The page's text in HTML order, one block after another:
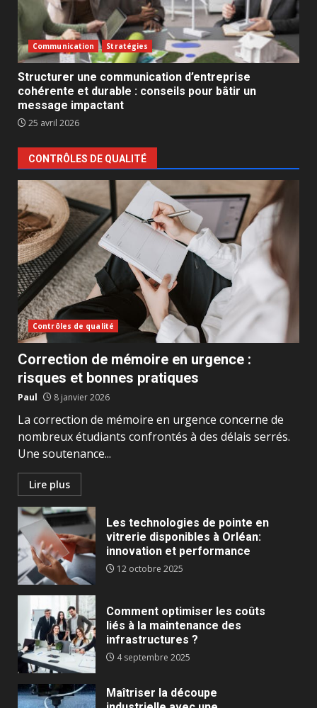
Communication Stratégies
Structurer une communication d’entreprise
cohérente et durable : conseils pour bâtir un
message impactant
25 avril 2026
CONTRÔLES DE QUALITÉ
Contrôles de qualité
Correction de mémoire en urgence :
risques et bonnes pratiques
Paul 8 janvier 2026
La correction de mémoire en urgence concerne de
nombreux étudiants confrontés à des délais serrés.
Une soutenance...
Lire plus
Les technologies de pointe en
vitrerie disponibles à Orléan:
innovation et performance
12 octobre 2025
Comment optimiser les coûts
liés à la maintenance des
infrastructures ?
4 septembre 2025
Maîtriser la découpe